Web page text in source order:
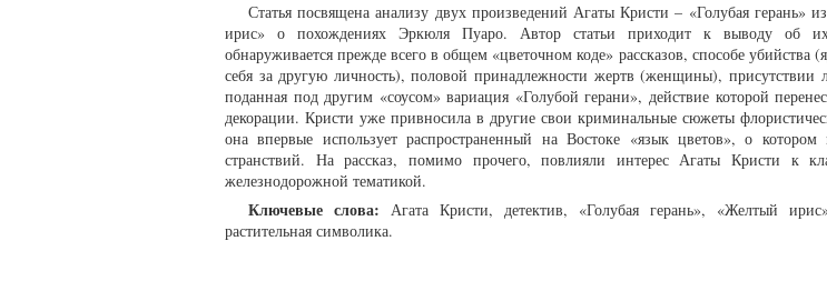
Статья посвящена анализу двух произведений Агаты Кристи – «Голубая
ирис» о похождениях Эркюля Пуаро. Автор статьи приходит к выводу об их
обнаруживается прежде всего в общем «цветочном коде» рассказов, способе
себя за другую личность), половой принадлежности жертв (женщины),
поданная под другим «соусом» вариация «Голубой герани», действие которой
декорации. Кристи уже привносила в другие свои криминальные сюжеты
она впервые использует распространенный на Востоке «язык цветов», о
странствий. На рассказ, помимо прочего, повлияли интерес Агаты Кристи к
железнодорожной тематикой.
Ключевые слова: Агата Кристи, детектив, «Голубая герань», «Желтый
растительная символика.